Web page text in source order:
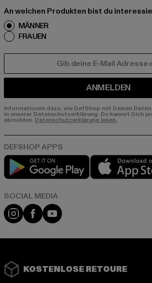
An welchen Produkten bist du
MÄNNER
FRAUEN
ANMELDEN
Informationen dazu, wie DefShop mit Deinen
in unserer Datenschutzerklärung. Du kannst Dich
abmelden. Datenschutzerklärung lesen.
Play market
Instagram
FacebookYouTube
KOSTENLOSE RETOURE